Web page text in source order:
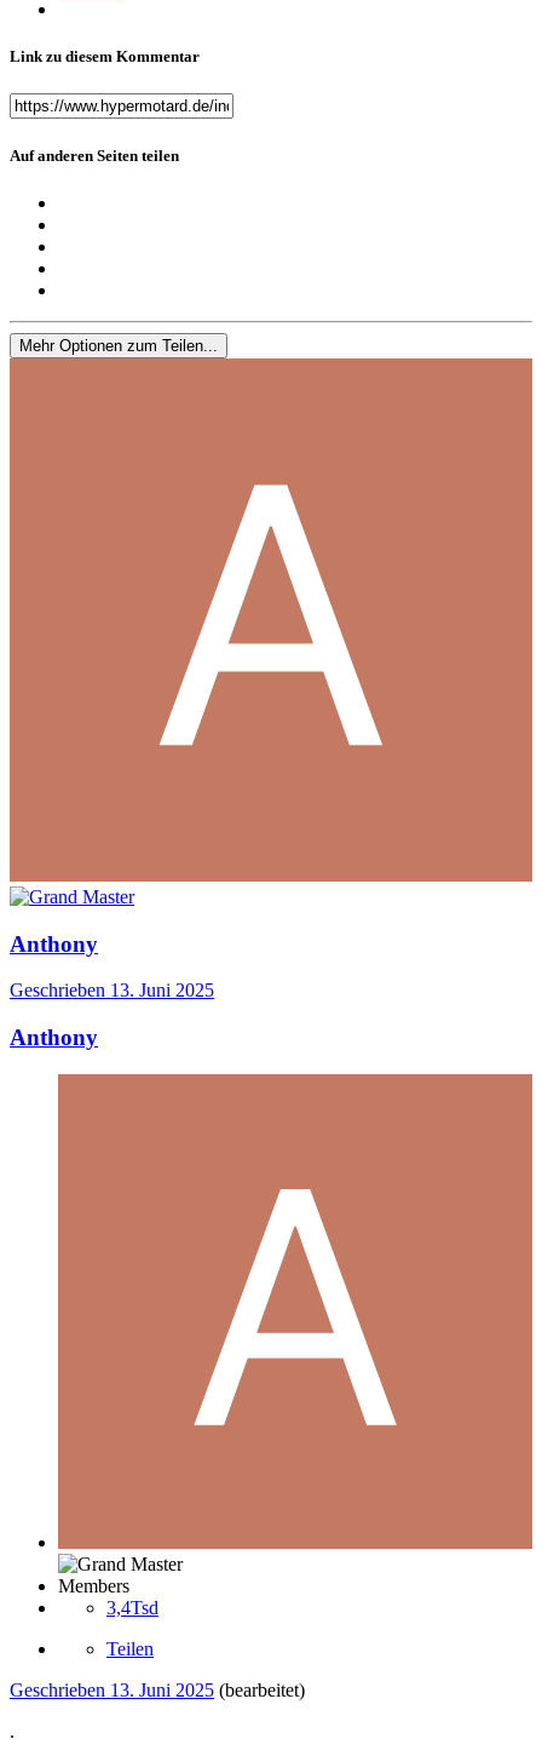
Link zu diesem Kommentar
Auf anderen Seiten teilen
Mehr Optionen zum Teilen...
Anthony
Geschrieben 13. Juni 2025
Anthony
Members
3,4Tsd
Teilen
Geschrieben 13. Juni 2025 (bearbeitet)
.